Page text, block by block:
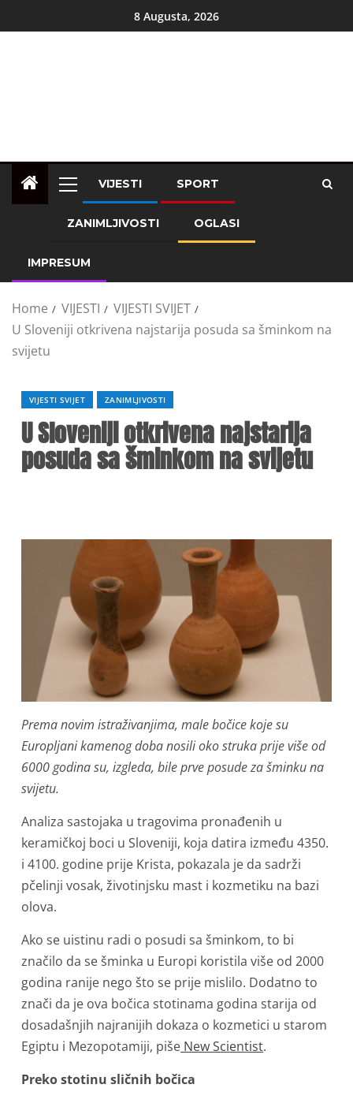
8 Augusta, 2026
VIJESTI SPORT
ZANIMLJIVOSTI OGLASI
IMPRESUM
Home VIJESTI
VIJESTI SVIJET
U Sloveniji otkrivena najstarija posuda sa šminkom na
svijetu
VIJESTI SVIJET ZANIMLJIVOSTI
U Sloveniji otkrivena najstarija
posuda sa šminkom na svijetu
Prema novim istraživanjima, male bočice koje su
Europljani kamenog doba nosili oko struka prije više od
6000 godina su, izgleda, bile prve posude za šminku na
svijetu.
Analiza sastojaka u tragovima pronađenih u
keramičkoj boci u Sloveniji, koja datira između 4350.
i 4100. godine prije Krista, pokazala je da sadrži
pčelinji vosak, životinjsku mast i kozmetiku na bazi
olova.
Ako se uistinu radi o posudi sa šminkom, to bi
značilo da se šminka u Europi koristila više od 2000
godina ranije nego što se prije mislilo. Dodatno to
znači da je ova bočica stotinama godina starija od
dosadašnjih najranijih dokaza o kozmetici u starom
Egiptu i Mezopotamiji, piše New Scientist.
Preko stotinu sličnih bočica